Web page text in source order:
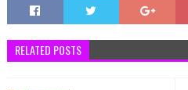
RELATED POSTS